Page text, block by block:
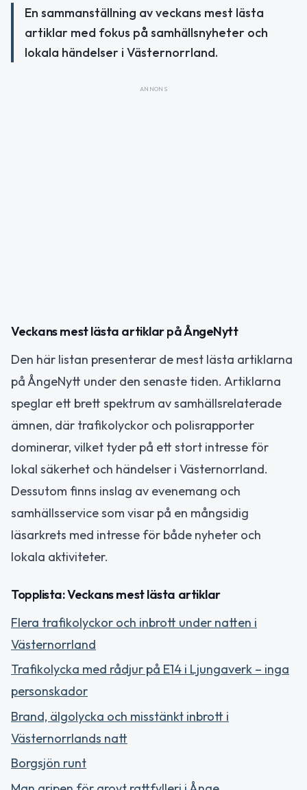
En sammanställning av veckans mest lästa
artiklar med fokus på samhällsnyheter och
lokala händelser i Västernorrland.
ANNONS
Veckans mest lästa artiklar på ÅngeNytt
Den här listan presenterar de mest lästa artiklarna
på ÅngeNytt under den senaste tiden. Artiklarna
speglar ett brett spektrum av samhällsrelaterade
ämnen, där trafikolyckor och polisrapporter
dominerar, vilket tyder på ett stort intresse för
lokal säkerhet och händelser i Västernorrland.
Dessutom finns inslag av evenemang och
samhällsservice som visar på en mångsidig
läsarkrets med intresse för både nyheter och
lokala aktiviteter.
Topplista: Veckans mest lästa artiklar
Flera trafikolyckor och inbrott under natten i
Västernorrland
Trafikolycka med rådjur på E14 i Ljungaverk – inga
personskador
Brand, älgolycka och misstänkt inbrott i
Västernorrlands natt
Borgsjön runt